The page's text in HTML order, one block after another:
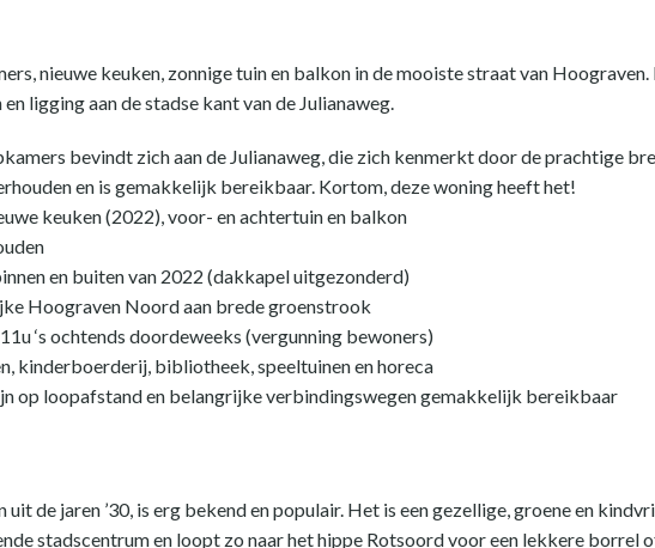
nieuwe keuken, zonnige tuin en balkon in de mooiste straat van
ligging aan de stadse kant van de Julianaweg.
bevindt zich aan de Julianaweg, die zich kenmerkt door de prachtige
en is gemakkelijk bereikbaar. Kortom, deze woning heeft het!
keuken (2022), voor- en achtertuin en balkon
en buiten van 2022 (dakkapel uitgezonderd)
Hoograven Noord aan brede groenstrook
‘s ochtends doordeweeks (vergunning bewoners)
kinderboerderij, bibliotheek, speeltuinen en horeca
op loopafstand en belangrijke verbindingswegen gemakkelijk bereikbaar
de jaren ’30, is erg bekend en populair. Het is een gezellige, groene en
stadscentrum en loopt zo naar het hippe Rotsoord voor een lekkere borrel